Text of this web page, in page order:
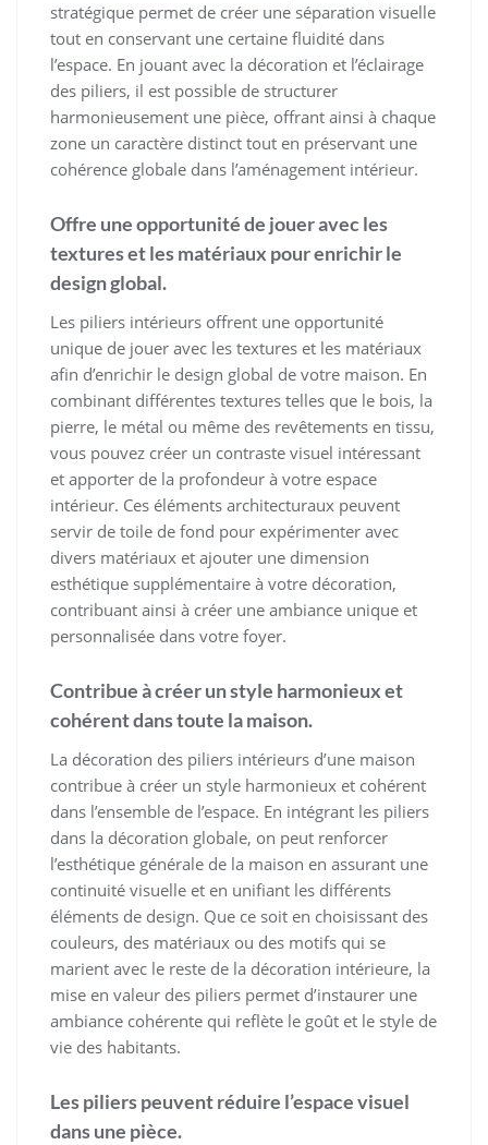
stratégique permet de créer une séparation visuelle
tout en conservant une certaine fluidité dans
l’espace. En jouant avec la décoration et l’éclairage
des piliers, il est possible de structurer
harmonieusement une pièce, offrant ainsi à chaque
zone un caractère distinct tout en préservant une
cohérence globale dans l’aménagement intérieur.
Offre une opportunité de jouer avec les
textures et les matériaux pour enrichir le
design global.
Les piliers intérieurs offrent une opportunité
unique de jouer avec les textures et les matériaux
afin d’enrichir le design global de votre maison. En
combinant différentes textures telles que le bois, la
pierre, le métal ou même des revêtements en tissu,
vous pouvez créer un contraste visuel intéressant
et apporter de la profondeur à votre espace
intérieur. Ces éléments architecturaux peuvent
servir de toile de fond pour expérimenter avec
divers matériaux et ajouter une dimension
esthétique supplémentaire à votre décoration,
contribuant ainsi à créer une ambiance unique et
personnalisée dans votre foyer.
Contribue à créer un style harmonieux et
cohérent dans toute la maison.
La décoration des piliers intérieurs d’une maison
contribue à créer un style harmonieux et cohérent
dans l’ensemble de l’espace. En intégrant les piliers
dans la décoration globale, on peut renforcer
l’esthétique générale de la maison en assurant une
continuité visuelle et en unifiant les différents
éléments de design. Que ce soit en choisissant des
couleurs, des matériaux ou des motifs qui se
marient avec le reste de la décoration intérieure, la
mise en valeur des piliers permet d’instaurer une
ambiance cohérente qui reflète le goût et le style de
vie des habitants.
Les piliers peuvent réduire l’espace visuel
dans une pièce.